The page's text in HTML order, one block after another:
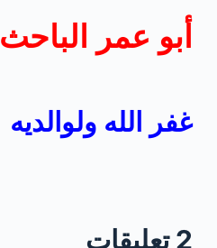
أبو عمر الباحث
غفر الله ولوالديه
2 تعليقات